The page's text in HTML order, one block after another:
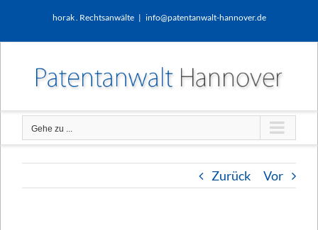
horak . Rechtsanwälte | info@patentanwalt-hannover.de
Gehe zu ...
Zurück Vor